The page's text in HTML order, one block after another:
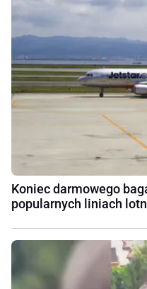
Koniec darmowego
popularnych liniach